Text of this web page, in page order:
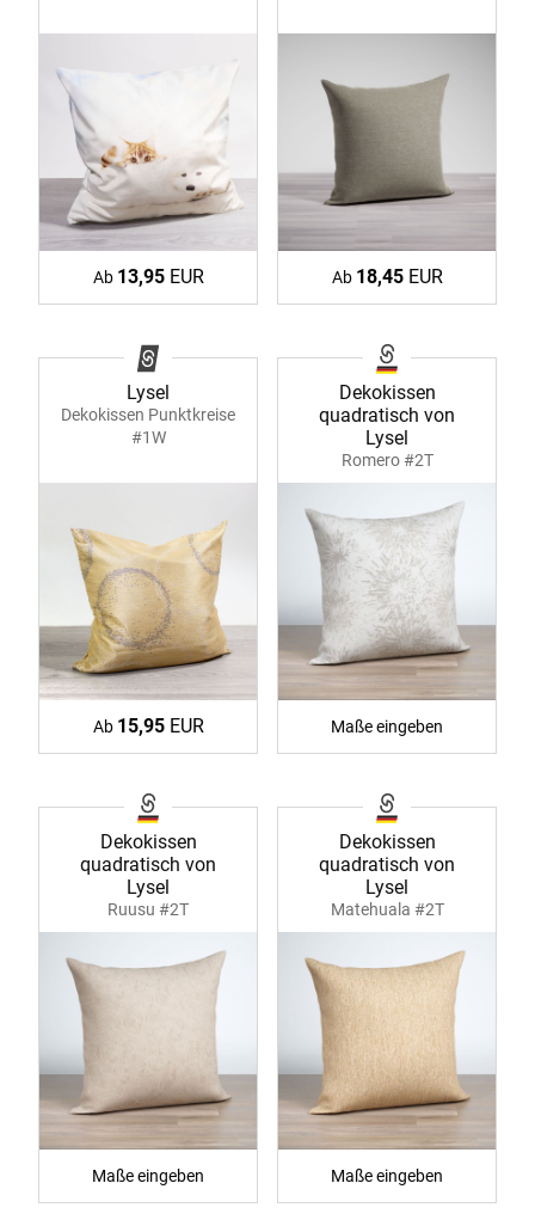
Ab 13,95EUR Ab 18,45EUR
Lysel
Dekokissen Punktkreise
#1W
Ab 15,95EUR
Dekokissen
quadratisch von
Lysel
Romero #2T
Maße eingeben
Dekokissen
quadratisch von
Lysel
Ruusu #2T
Maße eingeben
Dekokissen
quadratisch von
Lysel
Matehuala #2T
Maße eingeben